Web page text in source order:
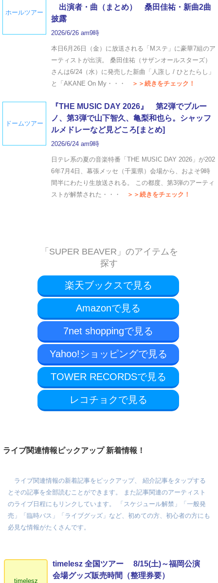
ホールツアー
出演者・曲（まとめ） 桑田佳祐・新曲2曲
披露
2026/6/26 am9時
本日6月26日（金）に放送される「Mステ」に豪華7組のア
ーティストが出演。 桑田佳祐（サザンオールスターズ）
さんは6/24（水）に発売した新曲「人誑し / ひとたらし」
と「AKANE On My・・・
＞＞続きをチェック！
ドームツアー
『THE MUSIC DAY 2026』 第2弾でブルー
ノ、第3弾で山下智久、亀梨和也ら。シャッフ
ルメドレーなど見どころ[まとめ]
2026/6/24 am9時
日テレ系の夏の音楽特番「THE MUSIC DAY 2026」が202
6年7月4日、幕張メッセ（千葉県）会場から、およそ9時
間半にわたり生放送される。 この都度、第3弾のアーティ
ストが解禁された・・・
＞＞続きをチェック！
「SUPER BEAVER」のアイテムを
探す
楽天ブックスで見る
Amazonで見る
7net shoppingで見る
Yahoo!ショッピングで見る
TOWER RECORDSで見る
レコチョクで見る
ライブ関連情報ピックアップ 新着情報！
ライブ関連情報の新着記事をピックアップ、 紹介記事をタップする
とその記事を全部読むことができます。 また記事関連のアーティスト
のライブ日程にもリンクしています。 「スケジュール解禁」「一般発
売」「臨時バス」「ライブグッズ」など、初めての方、初心者の方にも
必見な情報がたくさんです。
timelesz
timelesz 全国ツアー 8/15(土)～福岡公演
会場グッズ販売時間（整理券要）